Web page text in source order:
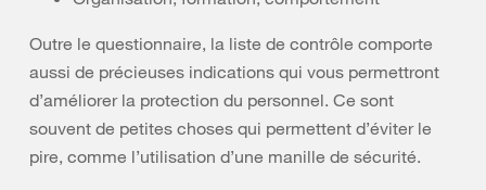
Outre le questionnaire, la liste de contrôle comporte
aussi de précieuses indications qui vous permettront
d’améliorer la protection du personnel. Ce sont
souvent de petites choses qui permettent d’éviter le
pire, comme l’utilisation d’une manille de sécurité.